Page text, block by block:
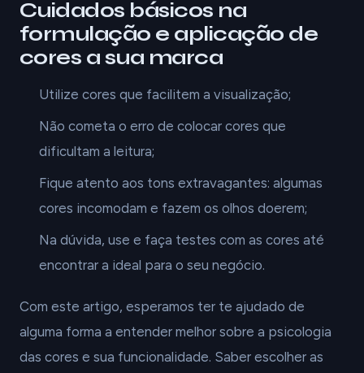
Cuidados básicos na
formulação e aplicação de
cores a sua marca
Utilize cores que facilitem a visualização;
Não cometa o erro de colocar cores que
dificultam a leitura;
Fique atento aos tons extravagantes: algumas
cores incomodam e fazem os olhos doerem;
Na dúvida, use e faça testes com as cores até
encontrar a ideal para o seu negócio.
Com este artigo, esperamos ter te ajudado de
alguma forma a entender melhor sobre a psicologia
das cores e sua funcionalidade. Saber escolher as